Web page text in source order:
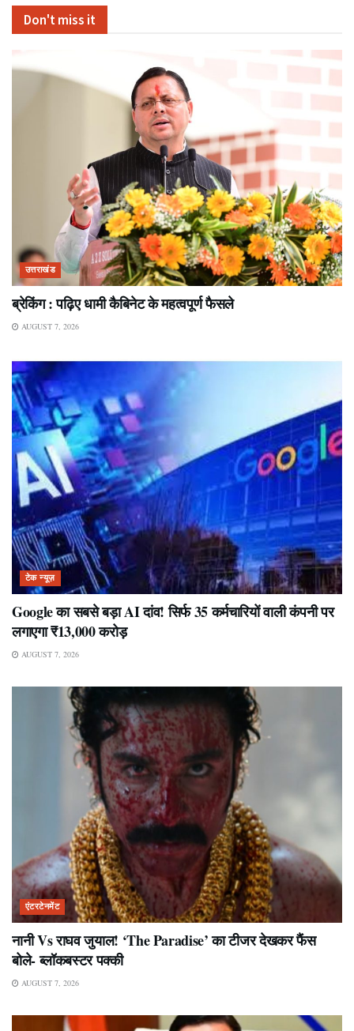
Don't miss it
उत्तराखंड
ब्रेकिंग : पढ़िए धामी कैबिनेट के महत्वपूर्ण फैसले
AUGUST 7, 2026
टेक न्यूज़
Google का सबसे बड़ा AI दांव! सिर्फ 35 कर्मचारियों वाली कंपनी पर
लगाएगा ₹13,000 करोड़
AUGUST 7, 2026
एंटरटेनमेंट
नानी Vs राघव जुयाल! ‘The Paradise’ का टीजर देखकर फैंस
बोले- ब्लॉकबस्टर पक्की
AUGUST 7, 2026